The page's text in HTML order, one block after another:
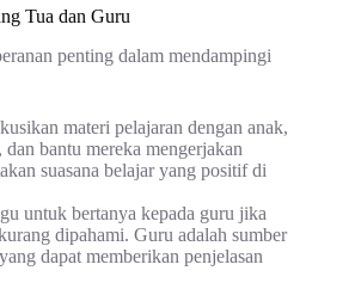
Tua dan Guru
penting dalam mendampingi
materi pelajaran dengan anak,
bantu mereka mengerjakan
suasana belajar yang positif di
untuk bertanya kepada guru jika
dipahami. Guru adalah sumber
dapat memberikan penjelasan